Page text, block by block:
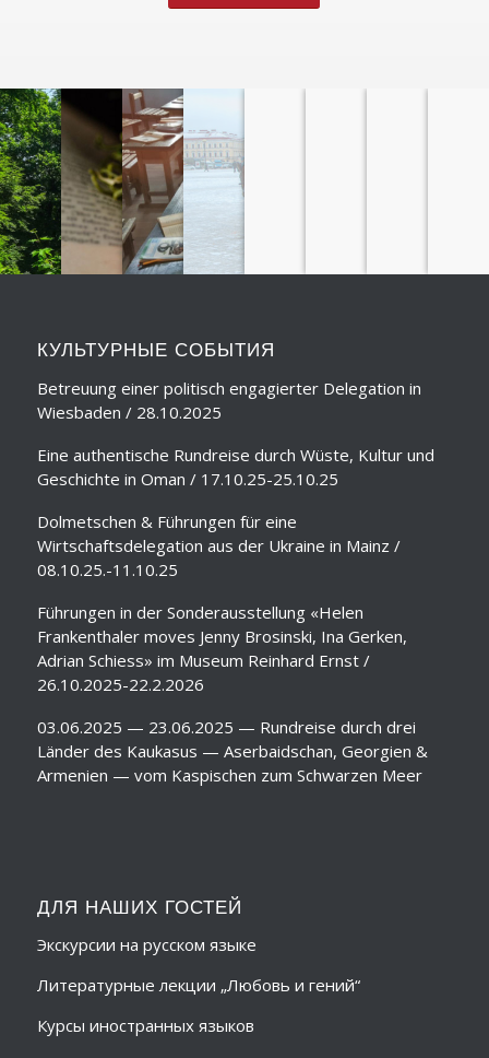
ТЕМАТИЧЕСКИЕ
ЭКСКУРСИИ
ЛИТЕРАТУРНЫЕ
ЛЕКЦИИ
ЯЗЫКОВЫЕ
КУРСЫ
ТЕМАТИЧЕСКИЕ
ДОКЛАДЫ
КУЛЬТУРНЫЕ СОБЫТИЯ
Betreuung einer politisch engagierter Delegation in
Wiesbaden / 28.10.2025
Eine authentische Rundreise durch Wüste, Kultur und
Geschichte in Oman / 17.10.25-25.10.25
Dolmetschen & Führungen für eine
Wirtschaftsdelegation aus der Ukraine in Mainz /
08.10.25.-11.10.25
Führungen in der Sonderausstellung «Helen
Frankenthaler moves Jenny Brosinski, Ina Gerken,
Adrian Schiess» im Museum Reinhard Ernst /
26.10.2025-22.2.2026
03.06.2025 — 23.06.2025 — Rundreise durch drei
Länder des Kaukasus — Aserbaidschan, Georgien &
Armenien — vom Kaspischen zum Schwarzen Meer
ДЛЯ НАШИХ ГОСТЕЙ
Экскурсии на русском языке
Литературные лекции „Любовь и гений“
Курсы иностранных языков